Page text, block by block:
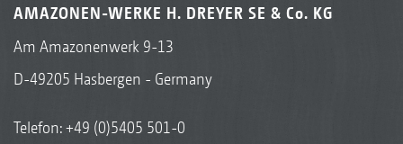
AMAZONEN-WERKE H. DREYER SE & Co. KG
Am Amazonenwerk 9-13
D-49205 Hasbergen - Germany
Telefon:+49 (0)5405 501-0